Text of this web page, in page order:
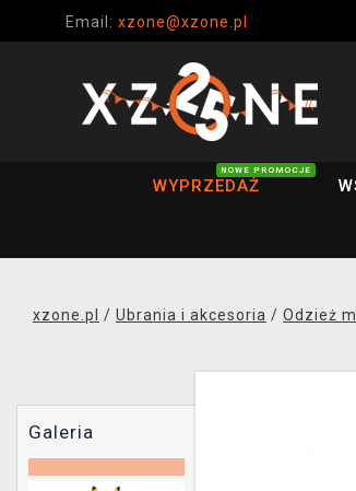
Email: xzone@xzone.pl
WYPRZEDAŻ
NOWE PROMOCJE
xzone.pl / Ubrania i akcesoria / Odzież
Galeria